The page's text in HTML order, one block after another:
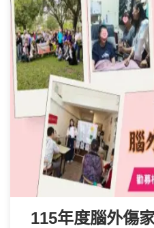
115年度腦外傷